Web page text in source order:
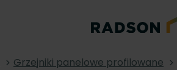
Grzejniki panelowe profilowane